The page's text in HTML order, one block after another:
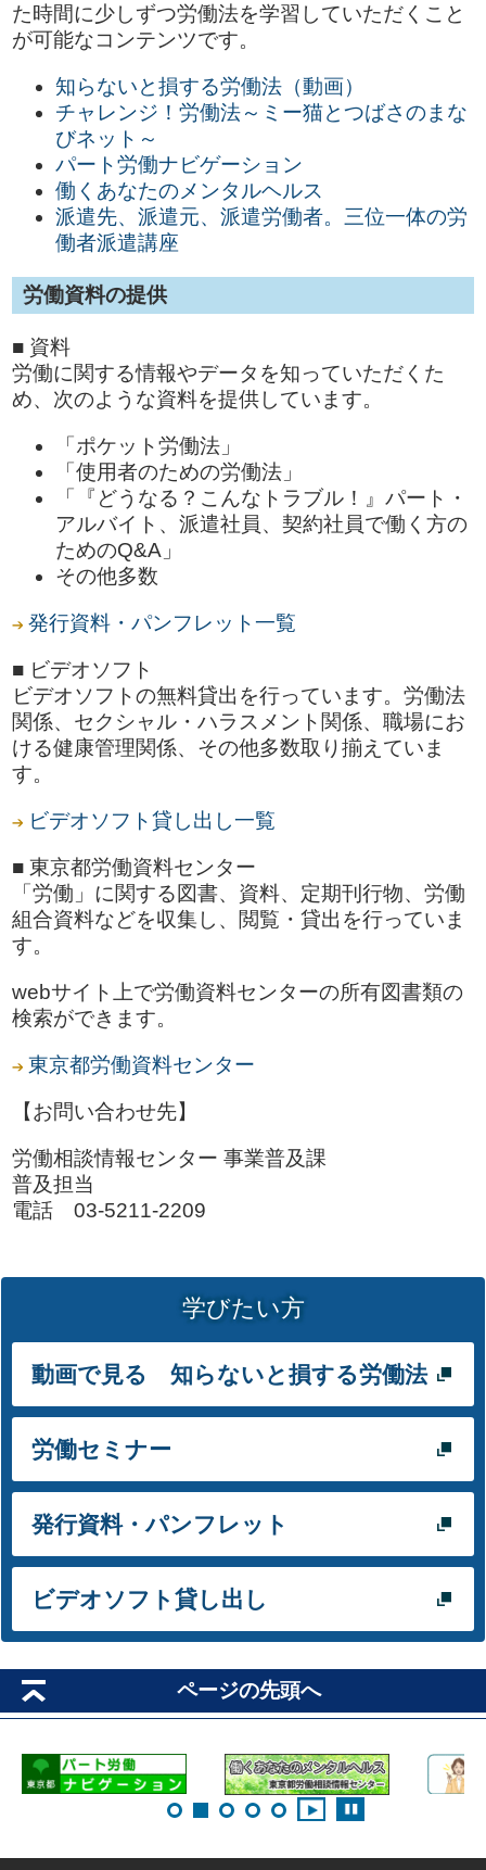
た時間に少しずつ労働法を学習していただくこと
が可能なコンテンツです。
知らないと損する労働法（動画）
チャレンジ！労働法～ミー猫とつばさのまな
びネット～
パート労働ナビゲーション
働くあなたのメンタルヘルス
派遣先、派遣元、派遣労働者。三位一体の労
働者派遣講座
労働資料の提供
■ 資料
労働に関する情報やデータを知っていただくた
め、次のような資料を提供しています。
「ポケット労働法」
「使用者のための労働法」
「『どうなる？こんなトラブル！』パート・
アルバイト、派遣社員、契約社員で働く方の
ためのQ&A」
その他多数
発行資料・パンフレット一覧
■ ビデオソフト
ビデオソフトの無料貸出を行っています。労働法
関係、セクシャル・ハラスメント関係、職場にお
ける健康管理関係、その他多数取り揃えていま
す。
ビデオソフト貸し出し一覧
■ 東京都労働資料センター
「労働」に関する図書、資料、定期刊行物、労働
組合資料などを収集し、閲覧・貸出を行っていま
す。
webサイト上で労働資料センターの所有図書類の
検索ができます。
東京都労働資料センター
【お問い合わせ先】
労働相談情報センター 事業普及課
普及担当
電話 03-5211-2209
学びたい方
動画で見る 知らないと損する労働法
労働セミナー
発行資料・パンフレット
ビデオソフト貸し出し
ページの先頭へ